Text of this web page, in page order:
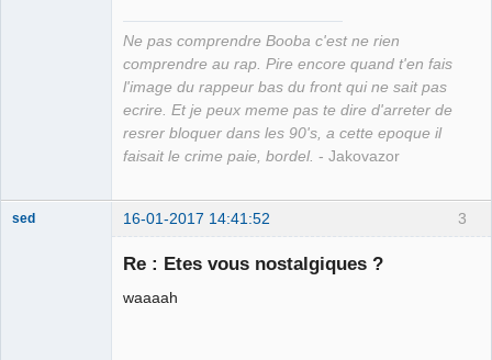
Ne pas comprendre Booba c'est ne rien
comprendre au rap. Pire encore quand t'en fais
l'image du rappeur bas du front qui ne sait pas
ecrire. Et je peux meme pas te dire d'arreter de
resrer bloquer dans les 90's, a cette epoque il
faisait le crime paie, bordel. - Jakovazor
3
sed 16-01-2017 14:41:52
Re : Etes vous nostalgiques ?
waaaah